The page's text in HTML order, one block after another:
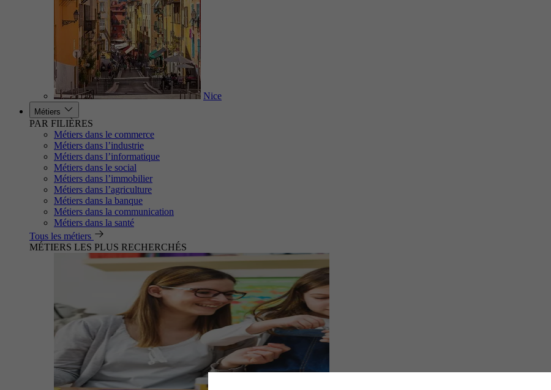
Nice
Métiers
PAR FILIÈRES
Métiers dans le commerce
Métiers dans l’industrie
Métiers dans l’informatique
Métiers dans le social
Métiers dans l’immobilier
Métiers dans l’agriculture
Métiers dans la banque
Métiers dans la communication
Métiers dans la santé
Tous les métiers
MÉTIERS LES PLUS RECHERCHÉS